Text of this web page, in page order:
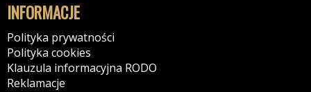
INFORMACJE
Polityka prywatności
Polityka cookies
Klauzula informacyjna RODO
Reklamacje